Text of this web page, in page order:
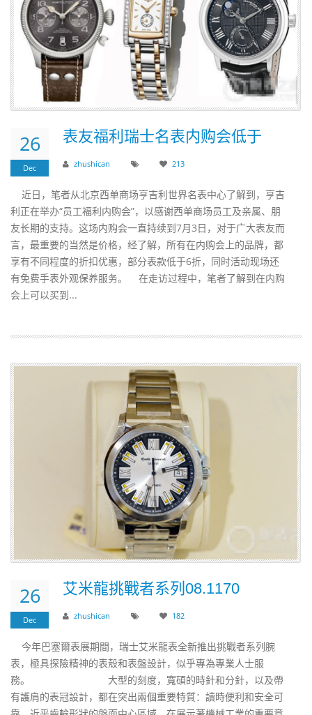
26
Dec
表友福利瑞士名表内购会低于
zhushican 213
近日，笔者从北京西单商场亨吉利世界名表中心了解到，亨吉
利正在举办“员工福利内购会”，以感谢西单商场员工及亲属、朋
友长期的支持。这场内购会一直持续到7月3日，对于广大表友而
言，最重要的当然是价格，经了解，所有在内购会上的品牌，都
享有不同程度的折扣优惠，部分表款低于6折，同时活动现场还
有免费手表外观保养服务。 在走访过程中，笔者了解到在内购
会上可以买到...
26
Dec
艾米龍挑戰者系列08.1170
zhushican 182
今年巴塞爾表展期間，瑞士艾米龍表全新推出挑戰者系列腕
表，極具探險精神的表殼和表盤設計，似乎專為專業人士服
務。 大型的刻度，寬碩的時針和分針，以及帶
有護肩的表冠設計，都在突出兩個重要特質：讀時便利和安全可